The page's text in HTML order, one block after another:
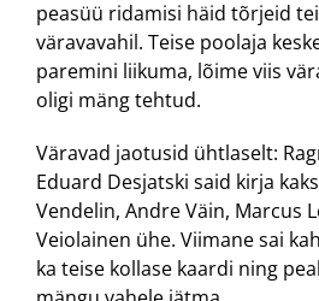
peasüü ridamisi häid tõrjeid
väravavahil. Teise poolaja
paremini liikuma, lõime viis
oligi mäng tehtud.
Väravad jaotusid ühtlaselt:
Eduard Desjatski said kirja
Vendelin, Andre Väin, Marcus
Veiolainen ühe. Viimane sai
ka teise kollase kaardi ning